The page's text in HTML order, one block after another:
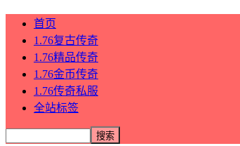
首页
1.76复古传奇
1.76精品传奇
1.76金币传奇
1.76传奇私服
全站标签